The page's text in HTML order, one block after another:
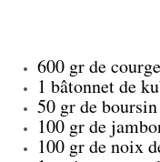
600 gr de
1 bâtonnet de
50 gr de
100 gr de
100 gr de noix